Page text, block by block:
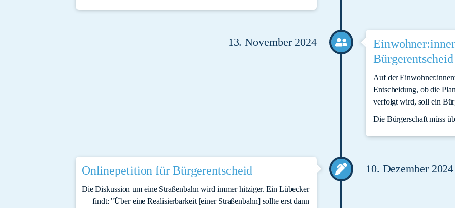
13. November 2024
Bürgerentscheid
Auf der
Entscheidung, ob die
verfolgt wird, soll ein
Die Bürgerschaft müss
10. Dezember 2024
Onlinepetition für Bürgerentscheid
Die Diskussion um eine Straßenbahn wird immer hitziger. Ein Lübecker
findt: "Über eine Realisierbarkeit [einer Straßenbahn] sollte erst dann